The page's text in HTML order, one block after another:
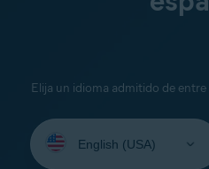
Elija un idioma admitido de
su